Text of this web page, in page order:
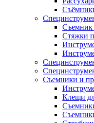
Съемник
Стяжки
Съемники и
Клещи